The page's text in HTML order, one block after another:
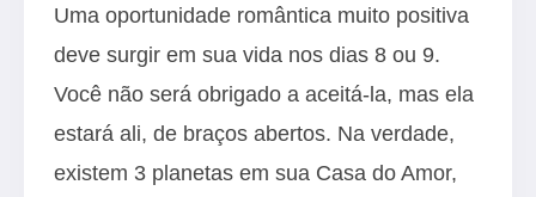
Uma oportunidade romântica muito positiva
deve surgir em sua vida nos dias 8 ou 9.
Você não será obrigado a aceitá-la, mas ela
estará ali, de braços abertos. Na verdade,
existem 3 planetas em sua Casa do Amor,